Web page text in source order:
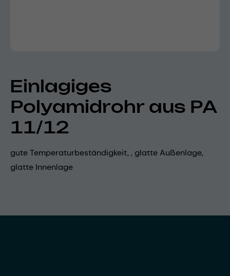
Einlagiges
Polyamidrohr aus PA
11/12
gute Temperaturbeständigkeit, , glatte Außenlage,
glatte Innenlage